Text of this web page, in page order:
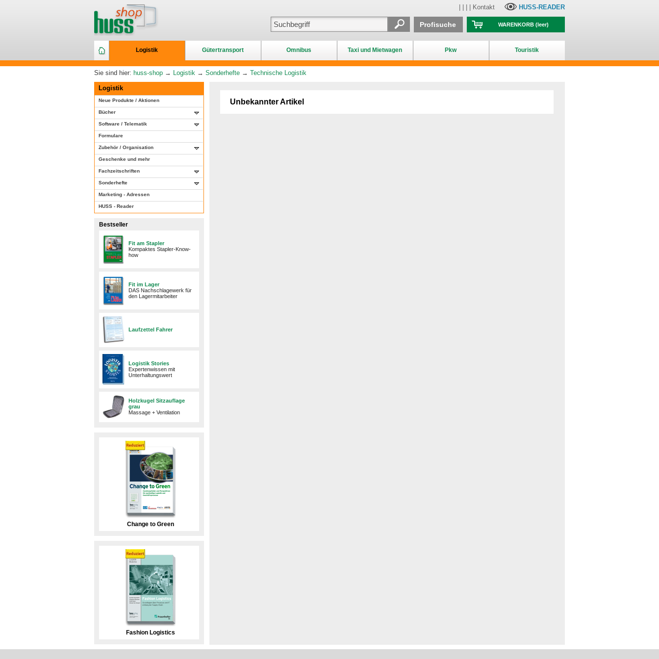
Logistik Gütertransport Omnibus Taxi und Mietwagen Pkw Touristik
Kontakt HUSS-READER
WARENKORB(leer)
Profisuche
Sie sind hier: huss-shop → Logistik → Sonderhefte → Technische Logistik
Logistik
Neue Produkte / Aktionen
Bücher
Software / Telematik
Formulare
Zubehör / Organisation
Geschenke und mehr
Fachzeitschriften
Sonderhefte
Marketing - Adressen
HUSS - Reader
Bestseller
Fit am Stapler
Kompaktes Stapler-Know-
how
Fit im Lager
DAS Nachschlagewerk für
den Lagermitarbeiter
Laufzettel Fahrer
Logistik Stories
Expertenwissen mit
Unterhaltungswert
Holzkugel Sitzauflage
grau
Massage + Ventilation
Change to Green
Fashion Logistics
Unbekannter Artikel